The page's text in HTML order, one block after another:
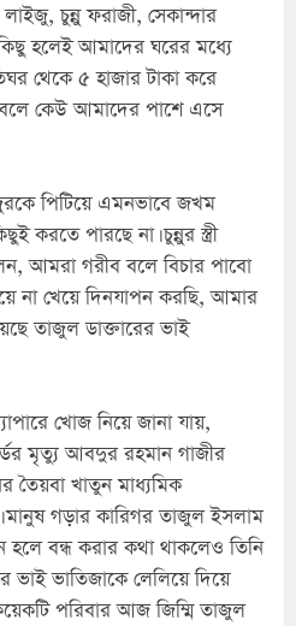
চুন্নু ফরাজী, সেকান্দার
হলেই আমাদের ঘরের মধ্যে
থেকে ৫ হাজার টাকা করে
কেউ আমাদের পাশে এসে
পিটিয়ে এমনভাবে জখম
করতে পারছে না। চুন্নুর স্ত্রী
আমরা গরীব বলে বিচার পাবো
না খেয়ে দিনযাপন করছি, আমার
তাজুল ডাক্তারের ভাই
খোজ নিয়ে জানা যায়,
মৃত্যু আবদুর রহমান গাজীর
তৈয়বা খাতুন মাধ্যমিক
মানুষ গড়ার কারিগর তাজুল ইসলাম
হলে বন্ধ করার কথা থাকলেও তিনি
ভাই ভাতিজাকে লেলিয়ে দিয়ে
পরিবার আজ জিম্মি তাজুল